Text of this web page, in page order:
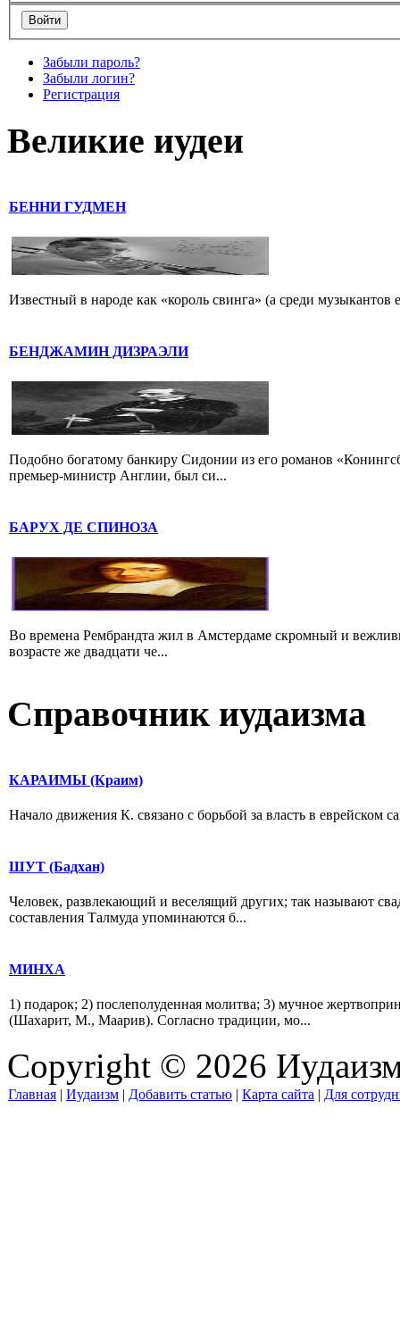
Забыли пароль?
Забыли логин?
Регистрация
Великие иудеи
БЕННИ ГУДМЕН
Известный в народе как «король свинга» (а среди
БЕНДЖАМИН ДИЗРАЭЛИ
Подобно богатому банкиру Сидонии из его романов
премьер-министр Англии, был си...
БАРУХ ДЕ СПИНОЗА
Во времена Рембрандта жил в Амстердаме скромный и
возрасте же двадцати че...
Справочник иудаизма
КАРАИМЫ (Краим)
Начало движения К. связано с борьбой за власть в еврейском
ШУТ (Бадхан)
Человек, развлекающий и веселящий других; так называют
составления Талмуда упоминаются б...
МИНХА
1) подарок; 2) послеполуденная молитва; 3) мучное
(Шахарит, М., Маарив). Согласно традиции, мо...
Copyright © 2026
Главная | Иудаизм | Добавить статью | Карта сайта | Для